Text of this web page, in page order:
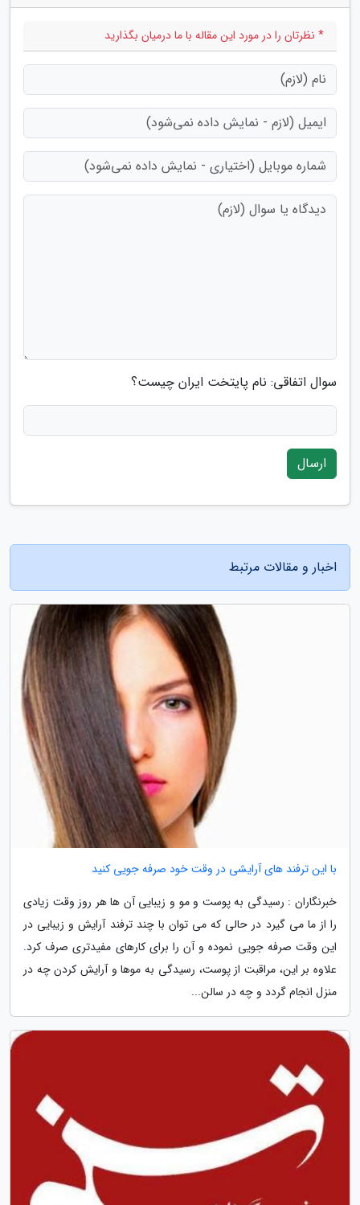
* نظرتان را در مورد این مقاله با ما درمیان بگذارید
سوال اتفاقی: نام پایتخت ایران چیست؟
ارسال
اخبار و مقالات مرتبط
با این ترفند های آرایشی در وقت خود صرفه جویی کنید
خبرنگاران : رسیدگی به پوست و مو و زیبایی آن ها هر روز وقت زیادی
را از ما می گیرد در حالی که می توان با چند ترفند آرایش و زیبایی در
این وقت صرفه جویی نموده و آن را برای کارهای مفیدتری صرف کرد.
علاوه بر این، مراقبت از پوست، رسیدگی به موها و آرایش کردن چه در
منزل انجام گردد و چه در سالن...